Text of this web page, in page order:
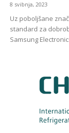
8 svibnja, 2023
Uz poboljšane
standard za
Samsung